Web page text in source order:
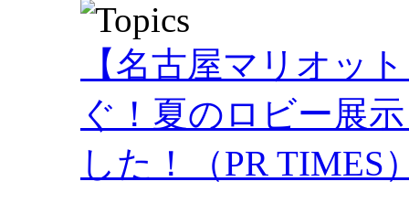
【名古屋マリオッ
ぐ！夏のロビー展
した！（PR TIMES